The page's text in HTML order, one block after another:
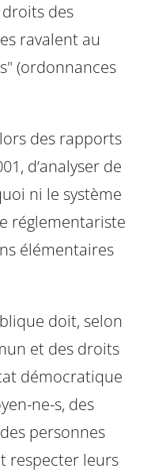
des
ravalent au
(ordonnances
des rapports
d’analyser de
ni le système
réglementariste
élémentaires
doit, selon
et des droits
démocratique
ne-s, des
personnes
respecter leurs